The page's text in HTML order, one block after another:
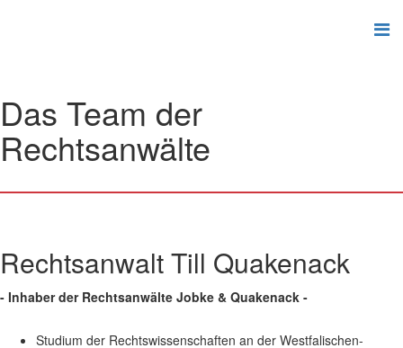
Das Team der
Rechtsanwälte
Rechtsanwalt Till Quakenack
- Inhaber der Rechtsanwälte Jobke & Quakenack -
Studium der Rechtswissenschaften an der Westfalischen-